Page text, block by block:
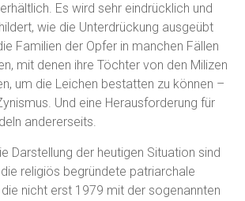
Es wird sehr eindrücklich und
wie die Unterdrückung ausgeübt
Familien der Opfer in manchen Fällen
mit denen ihre Töchter von den Milizen
um die Leichen bestatten zu können –
Und eine Herausforderung für
andererseits.
Darstellung der heutigen Situation sind
religiös begründete patriarchale
nicht erst 1979 mit der sogenannten